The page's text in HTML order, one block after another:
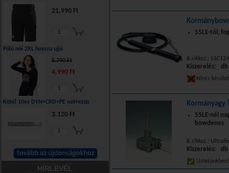
21.990 Ft
Póló női 2XL hosszu ujjú
8.790 Ft
4.990 Ft
Kötél 10es DYN+CRD+PE nat+ezüs
3.120 Ft
HÍRLEVÉL
55LE-től,
B.cikksz.:
Kiszerelés: db
Nincs
Kormányagy
55LE-nél
bowdenes
B.cikksz.:
Kiszerelés: db